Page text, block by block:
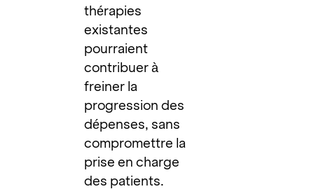
thérapies
existantes
pourraient
contribuer à
freiner la
progression des
dépenses, sans
compromettre la
prise en charge
des patients.